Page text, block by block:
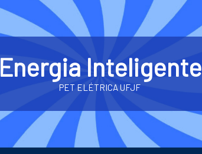
Energia Inteligente
PET ELÉTRICA UFJF